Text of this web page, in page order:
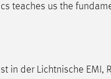
teaches us the
in der Lichtnische EMI,